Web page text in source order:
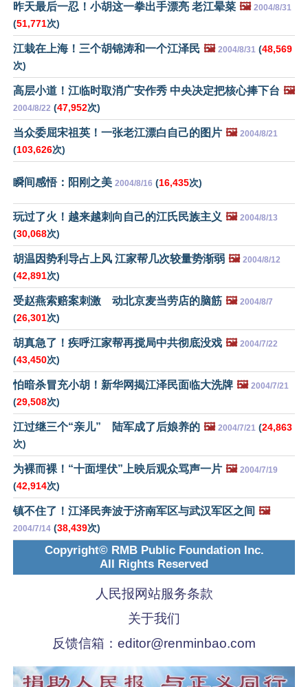
昨天最后一忍！小胡这一拳出手漂亮 老江晕菜 🖼️ 2004/8/31
(51,771次)
江栽在上海！三个胡锦涛和一个江泽民 🖼️ 2004/8/31 (48,569
次)
高层小道！江临时取消广安作秀 中央决定把核心捧下台 🖼️
2004/8/22 (47,952次)
当众委屈宋祖英！一张老江漂白自己的图片 🖼️ 2004/8/21
(103,626次)
瞬间感悟：阳刚之美 2004/8/16 (16,435次)
玩过了火！越来越刺向自己的江氏民族主义 🖼️ 2004/8/13
(30,068次)
胡温因势利导占上风 江家帮几次较量势渐弱 🖼️ 2004/8/12
(42,891次)
受赵燕索赔案刺激 动北京麦当劳店的脑筋 🖼️ 2004/8/7
(26,301次)
胡真急了！疾呼江家帮再搅局中共彻底没戏 🖼️ 2004/7/22
(43,450次)
怕暗杀冒充小胡！新华网揭江泽民面临大洗牌 🖼️ 2004/7/21
(29,508次)
江过继三个“亲儿” 陆军成了后娘养的 🖼️ 2004/7/21 (24,863
次)
为裸而裸！“十面埋伏”上映后观众骂声一片 🖼️ 2004/7/19
(42,914次)
镇不住了！江泽民奔波于济南军区与武汉军区之间 🖼️
2004/7/14 (38,439次)
Copyright© RMB Public Foundation Inc.
All Rights Reserved
人民报网站服务条款
关于我们
反馈信箱： editor@renminbao.com